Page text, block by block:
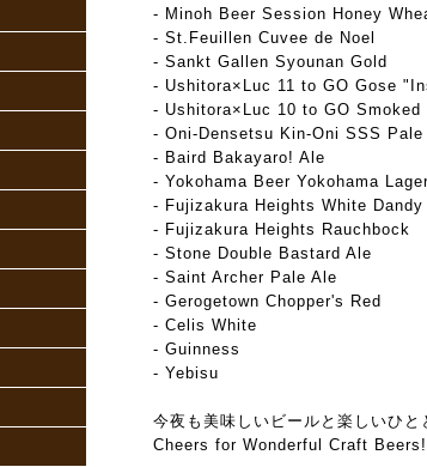
- Minoh Beer Session Honey
- St.Feuillen Cuvee de Noel
- Sankt Gallen Syounan Gold
- Ushitora×Luc 11 to GO Gose
- Ushitora×Luc 10 to GO Smoked
- Oni-Densetsu Kin-Oni SSS Pale
- Baird Bakayaro! Ale
- Yokohama Beer Yokohama
- Fujizakura Heights White Dandy
- Fujizakura Heights Rauchbock
- Stone Double Bastard Ale
- Saint Archer Pale Ale
- Gerogetown Chopper's Red
- Celis White
- Guinness
- Yebisu
今夜も美味しいビールと楽しいひと
Cheers for Wonderful Craft Beers!